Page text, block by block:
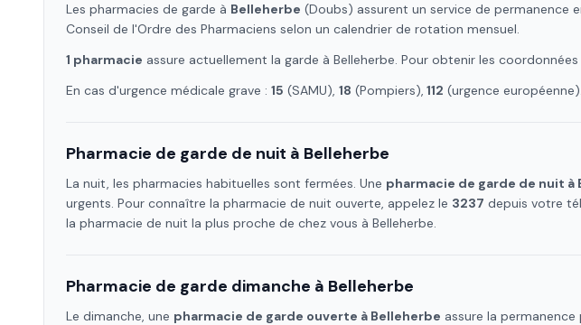
Les pharmacies de garde à Belleherbe (Doubs) assurent un service de permanence
Conseil de l'Ordre des Pharmaciens selon un calendrier de rotation mensuel.
1 pharmacie assure actuellement la garde à Belleherbe. Pour obtenir les
En cas d'urgence médicale grave : 15 (SAMU), 18 (Pompiers), 112 (urgence
Pharmacie de garde de nuit à Belleherbe
La nuit, les pharmacies habituelles sont fermées. Une pharmacie de garde de nuit à
urgents. Pour connaître la pharmacie de nuit ouverte, appelez le 3237 depuis votre
la pharmacie de nuit la plus proche de chez vous à Belleherbe.
Pharmacie de garde dimanche à Belleherbe
Le dimanche, une pharmacie de garde ouverte à Belleherbe assure la